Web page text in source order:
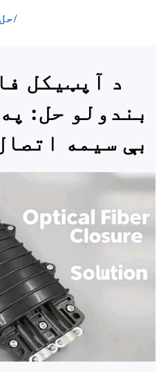
/حل/
بندولو حل:
بې سیمه